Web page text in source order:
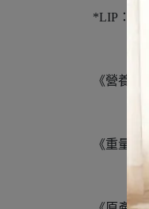
*LIP：(
《營養
《重量》